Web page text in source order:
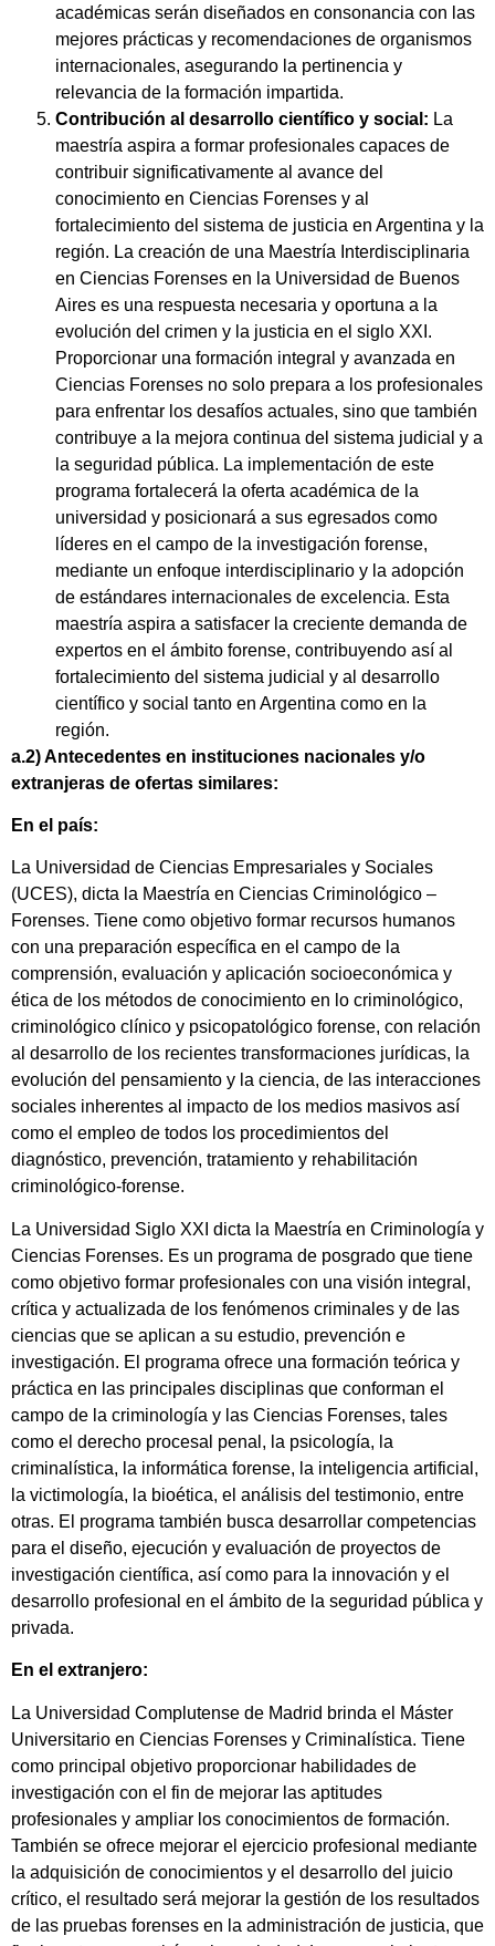
académicas serán diseñados en consonancia con las
mejores prácticas y recomendaciones de organismos
internacionales, asegurando la pertinencia y
relevancia de la formación impartida.
Contribución al desarrollo científico y social: La
maestría aspira a formar profesionales capaces de
contribuir significativamente al avance del
conocimiento en Ciencias Forenses y al
fortalecimiento del sistema de justicia en Argentina y la
región. La creación de una Maestría Interdisciplinaria
en Ciencias Forenses en la Universidad de Buenos
Aires es una respuesta necesaria y oportuna a la
evolución del crimen y la justicia en el siglo XXI.
Proporcionar una formación integral y avanzada en
Ciencias Forenses no solo prepara a los profesionales
para enfrentar los desafíos actuales, sino que también
contribuye a la mejora continua del sistema judicial y a
la seguridad pública. La implementación de este
programa fortalecerá la oferta académica de la
universidad y posicionará a sus egresados como
líderes en el campo de la investigación forense,
mediante un enfoque interdisciplinario y la adopción
de estándares internacionales de excelencia. Esta
maestría aspira a satisfacer la creciente demanda de
expertos en el ámbito forense, contribuyendo así al
fortalecimiento del sistema judicial y al desarrollo
científico y social tanto en Argentina como en la
región.
a.2) Antecedentes en instituciones nacionales y/o
extranjeras de ofertas similares:
En el país:
La Universidad de Ciencias Empresariales y Sociales
(UCES), dicta la Maestría en Ciencias Criminológico –
Forenses. Tiene como objetivo formar recursos humanos
con una preparación específica en el campo de la
comprensión, evaluación y aplicación socioeconómica y
ética de los métodos de conocimiento en lo criminológico,
criminológico clínico y psicopatológico forense, con relación
al desarrollo de los recientes transformaciones jurídicas, la
evolución del pensamiento y la ciencia, de las interacciones
sociales inherentes al impacto de los medios masivos así
como el empleo de todos los procedimientos del
diagnóstico, prevención, tratamiento y rehabilitación
criminológico-forense.
La Universidad Siglo XXI dicta la Maestría en Criminología y
Ciencias Forenses. Es un programa de posgrado que tiene
como objetivo formar profesionales con una visión integral,
crítica y actualizada de los fenómenos criminales y de las
ciencias que se aplican a su estudio, prevención e
investigación. El programa ofrece una formación teórica y
práctica en las principales disciplinas que conforman el
campo de la criminología y las Ciencias Forenses, tales
como el derecho procesal penal, la psicología, la
criminalística, la informática forense, la inteligencia artificial,
la victimología, la bioética, el análisis del testimonio, entre
otras. El programa también busca desarrollar competencias
para el diseño, ejecución y evaluación de proyectos de
investigación científica, así como para la innovación y el
desarrollo profesional en el ámbito de la seguridad pública y
privada.
En el extranjero:
La Universidad Complutense de Madrid brinda el Máster
Universitario en Ciencias Forenses y Criminalística. Tiene
como principal objetivo proporcionar habilidades de
investigación con el fin de mejorar las aptitudes
profesionales y ampliar los conocimientos de formación.
También se ofrece mejorar el ejercicio profesional mediante
la adquisición de conocimientos y el desarrollo del juicio
crítico, el resultado será mejorar la gestión de los resultados
de las pruebas forenses en la administración de justicia, que